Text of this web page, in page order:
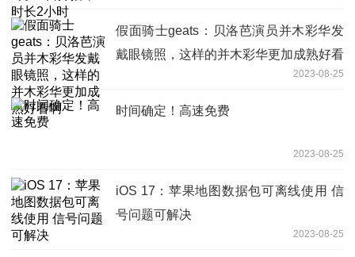
假面骑士geats：贝洛芭演员并木彩华发
戴眼镜照，这样的并木彩华更加成熟好看
2023-08-25
时间确定！高速免费
2023-08-25
iOS 17：苹果地图数据包可离线使用 信
号问题可解决
2023-08-25